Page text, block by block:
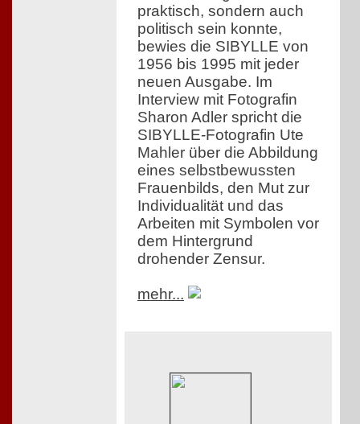
praktisch, sondern auch
politisch sein konnte,
bewies die SIBYLLE von
1956 bis 1995 mit jeder
neuen Ausgabe. Im
Interview mit Fotografin
Sharon Adler spricht die
SIBYLLE-Fotografin Ute
Mahler über die Abbildung
eines selbstbewussten
Frauenbilds, den Mut zur
Individualität und das
Arbeiten mit Symbolen vor
dem Hintergrund
drohender Zensur.
mehr...